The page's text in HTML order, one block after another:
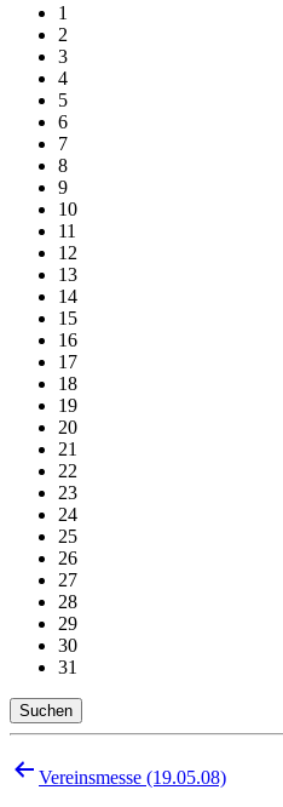
1
2
3
4
5
6
7
8
9
10
11
12
13
14
15
16
17
18
19
20
21
22
23
24
25
26
27
28
29
30
31
Suchen
Beitragsnavigation
Vereinsmesse (19.05.08)